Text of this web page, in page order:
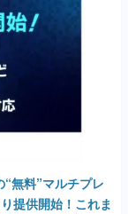
無料”マルチプレ
提供開始！これま